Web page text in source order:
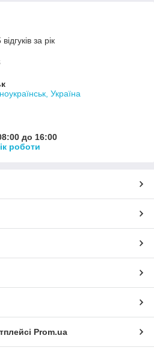
за рік
Україна
до 16:00
роботи
Prom.ua